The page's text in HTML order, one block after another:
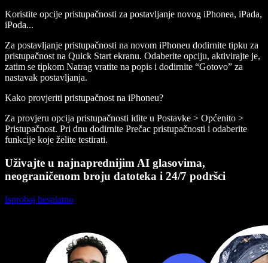
Koristite opcije pristupačnosti za postavljanje novog iPhonea, iPada,
iPoda...
Za postavljanje pristupačnosti na novom iPhoneu dodirnite tipku za
pristupačnost na Quick Start ekranu. Odaberite opciju, aktivirajte je,
zatim se tipkom Natrag vratite na popis i dodirnite “Gotovo” za
nastavak postavljanja.
Kako provjeriti pristupačnost na iPhoneu?
Za provjeru opcija pristupačnosti idite u Postavke > Općenito >
Pristupačnost. Pri dnu dodirnite Prečac pristupačnosti i odaberite
funkcije koje želite testirati.
Uživajte u najnaprednijim AI glasovima,
neograničenom broju datoteka i 24/7 podršci
Isprobaj besplatno